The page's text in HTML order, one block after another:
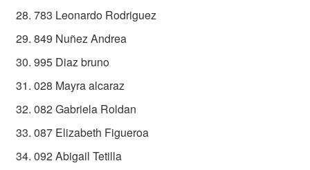
783 Leonardo Rodriguez
849 Nuñez Andrea
995 Diaz bruno
028 Mayra alcaraz
082 Gabriela Roldan
087 Elizabeth Figueroa
092 Abigail Tetilla